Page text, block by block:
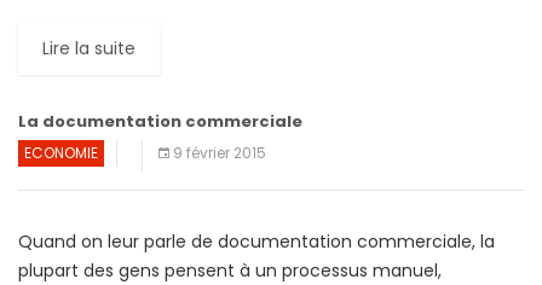
Lire la suite
La documentation commerciale
ECONOMIE 9 février 2015
Quand on leur parle de documentation commerciale, la
plupart des gens pensent à un processus manuel,